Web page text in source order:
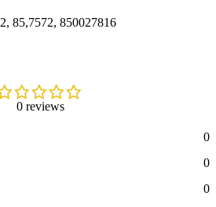
85,7572, 850027816
0 reviews
0
0
0